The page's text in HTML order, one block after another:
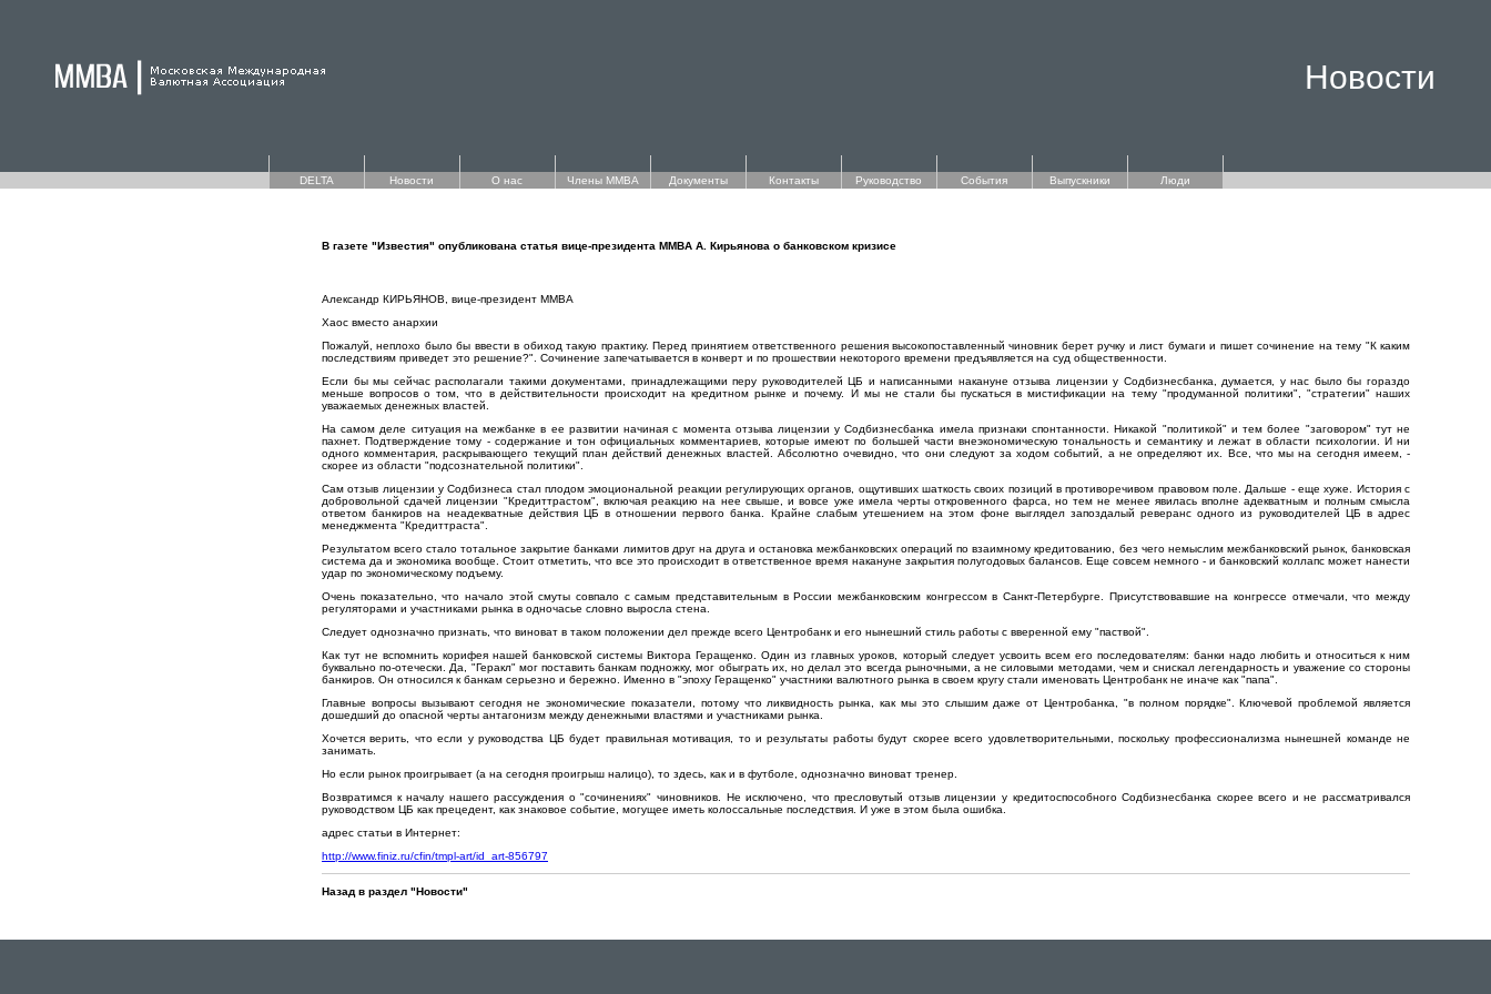
Новости
DELTA Новости О нас Члены ММВА Документы Контакты Руководство События Выпускники Люди
В газете "Известия" опубликована статья вице-президента ММВА А. Кирьянова о банковском кризисе
Александр КИРЬЯНОВ, вице-президент ММВА
Хаос вместо анархии
Пожалуй, неплохо было бы ввести в обиход такую практику. Перед принятием ответственного решения высокопоставленный чиновник берет ручку и лист бумаги и пишет сочинение на тему "К каким
последствиям приведет это решение?". Сочинение запечатывается в конверт и по прошествии некоторого времени предъявляется на суд общественности.
Если бы мы сейчас располагали такими документами, принадлежащими перу руководителей ЦБ и написанными накануне отзыва лицензии у Содбизнесбанка, думается, у нас было бы гораздо
меньше вопросов о том, что в действительности происходит на кредитном рынке и почему. И мы не стали бы пускаться в мистификации на тему "продуманной политики", "стратегии" наших
уважаемых денежных властей.
На самом деле ситуация на межбанке в ее развитии начиная с момента отзыва лицензии у Содбизнесбанка имела признаки спонтанности. Никакой "политикой" и тем более "заговором" тут не
пахнет. Подтверждение тому - содержание и тон официальных комментариев, которые имеют по большей части внеэкономическую тональность и семантику и лежат в области психологии. И ни
одного комментария, раскрывающего текущий план действий денежных властей. Абсолютно очевидно, что они следуют за ходом событий, а не определяют их. Все, что мы на сегодня имеем, -
скорее из области "подсознательной политики".
Сам отзыв лицензии у Содбизнеса стал плодом эмоциональной реакции регулирующих органов, ощутивших шаткость своих позиций в противоречивом правовом поле. Дальше - еще хуже. История с
добровольной сдачей лицензии "Кредиттрастом", включая реакцию на нее свыше, и вовсе уже имела черты откровенного фарса, но тем не менее явилась вполне адекватным и полным смысла
ответом банкиров на неадекватные действия ЦБ в отношении первого банка. Крайне слабым утешением на этом фоне выглядел запоздалый реверанс одного из руководителей ЦБ в адрес
менеджмента "Кредиттраста".
Результатом всего стало тотальное закрытие банками лимитов друг на друга и остановка межбанковских операций по взаимному кредитованию, без чего немыслим межбанковский рынок, банковская
система да и экономика вообще. Стоит отметить, что все это происходит в ответственное время накануне закрытия полугодовых балансов. Еще совсем немного - и банковский коллапс может нанести
удар по экономическому подъему.
Очень показательно, что начало этой смуты совпало с самым представительным в России межбанковским конгрессом в Санкт-Петербурге. Присутствовавшие на конгрессе отмечали, что между
регуляторами и участниками рынка в одночасье словно выросла стена.
Следует однозначно признать, что виноват в таком положении дел прежде всего Центробанк и его нынешний стиль работы с вверенной ему "паствой".
Как тут не вспомнить корифея нашей банковской системы Виктора Геращенко. Один из главных уроков, который следует усвоить всем его последователям: банки надо любить и относиться к ним
буквально по-отечески. Да, "Геракл" мог поставить банкам подножку, мог обыграть их, но делал это всегда рыночными, а не силовыми методами, чем и снискал легендарность и уважение со стороны
банкиров. Он относился к банкам серьезно и бережно. Именно в "эпоху Геращенко" участники валютного рынка в своем кругу стали именовать Центробанк не иначе как "папа".
Главные вопросы вызывают сегодня не экономические показатели, потому что ликвидность рынка, как мы это слышим даже от Центробанка, "в полном порядке". Ключевой проблемой является
дошедший до опасной черты антагонизм между денежными властями и участниками рынка.
Хочется верить, что если у руководства ЦБ будет правильная мотивация, то и результаты работы будут скорее всего удовлетворительными, поскольку профессионализма нынешней команде не
занимать.
Но если рынок проигрывает (а на сегодня проигрыш налицо), то здесь, как и в футболе, однозначно виноват тренер.
Возвратимся к началу нашего рассуждения о "сочинениях" чиновников. Не исключено, что пресловутый отзыв лицензии у кредитоспособного Содбизнесбанка скорее всего и не рассматривался
руководством ЦБ как прецедент, как знаковое событие, могущее иметь колоссальные последствия. И уже в этом была ошибка.
адрес статьи в Интернет:
http://www.finiz.ru/cfin/tmpl-art/id_art-856797
Назад в раздел "Новости"